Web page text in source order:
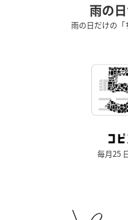
雨の
雨の日だけの「
毎月25